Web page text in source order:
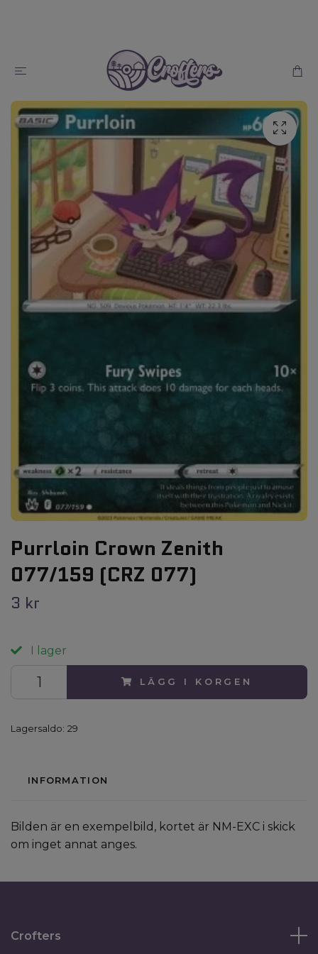
Purrloin Crown Zenith
077/159 (CRZ 077)
3 kr
I lager
LÄGG I KORGEN
Lagersaldo: 29
INFORMATION
Bilden är en exempelbild, kortet är NM-EXC i skick
om inget annat anges.
Crofters